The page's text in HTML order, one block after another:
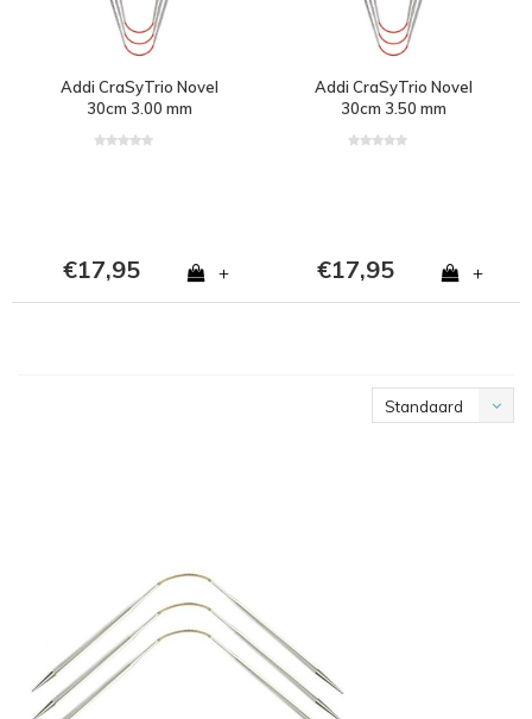
Addi CraSyTrio Novel
30cm 3.00 mm
€17,95 +
Addi CraSyTrio Novel
30cm 3.50 mm
€17,95 +
Standaard